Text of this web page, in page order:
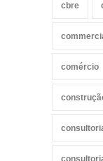
cbre
comércio